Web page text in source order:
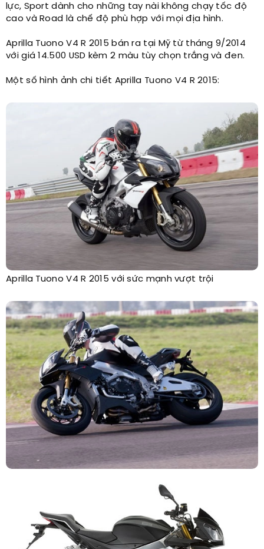
lực, Sport dành cho những tay nài không chạy tốc độ
cao và Road là chế độ phù hợp với mọi địa hình.
Aprilla Tuono V4 R 2015 bán ra tại Mỹ từ tháng 9/2014
với giá 14.500 USD kèm 2 màu tùy chọn trắng và đen.
Một số hình ảnh chi tiết Aprilla Tuono V4 R 2015:
Aprilla Tuono V4 R 2015 với sức mạnh vượt trội